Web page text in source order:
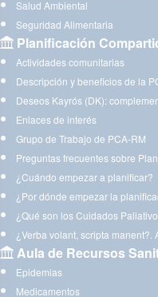
Salud Ambiental
Seguridad Alimentaria
Planificación
Actividades comunitarias
Descripción y beneficios de la
Deseos Kayrós (DK):
Enlaces de interés
Grupo de Trabajo de PCA-RM
Preguntas frecuentes sobre
¿Cuándo empezar a planificar?
¿Por dónde empezar la
¿Qué son los Cuidados
¿Verba volant, scripta manent?.
Aula de Recursos
Epidemias
Medicamentos